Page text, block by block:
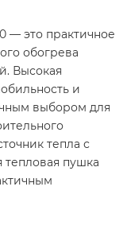
— это практичное
обогрева
Высокая
и
выбором для
тепла с
пушка